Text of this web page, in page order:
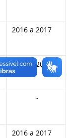
2016 a 2017
2015 a 2017
-
2016 a 2017